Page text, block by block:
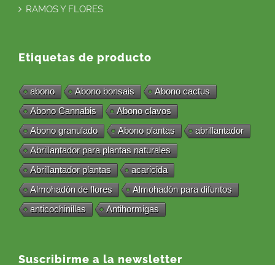
RAMOS Y FLORES
Etiquetas de producto
abono Abono bonsais
Abono cactus
Abono Cannabis
Abono clavos
Abono granulado
Abono plantas
abrillantador
Abrillantador para plantas naturales
Abrillantador plantas
acaricida
Almohadón de flores
Almohadón para difuntos
anticochinillas
Antihormigas
Suscribirme a la newsletter